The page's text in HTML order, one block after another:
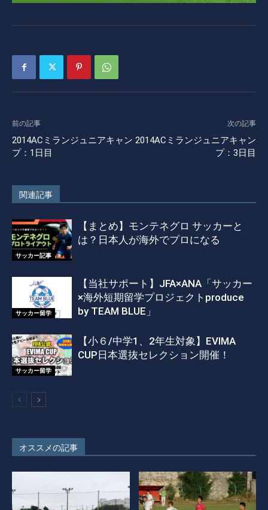
前の記事
2014ACミランジュニアキャン
プ：1日目
次の記事
2014ACミランジュニアキャン
プ：3日目
関連記事
サッカー記事
【まとめ】モンテネグロ サッカーと
は？日本人が海外でプロになる
サッカー留学
【当社サポート】JFA×ANA「サッカー
×海外短期留学プロジェクトproduce
by TEAM BLUE」
サッカー留学
【小６/中学1、2年生対象】EVIMA
CUP日本選抜セレクション開催！
オススメの記事